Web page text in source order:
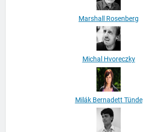
Marshall Rosenberg
Michal Hvoreczky
Milák Bernadett Tünde